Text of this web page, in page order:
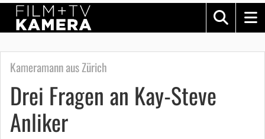
Kameramann aus Zürich
Drei Fragen an Kay-Steve
Anliker